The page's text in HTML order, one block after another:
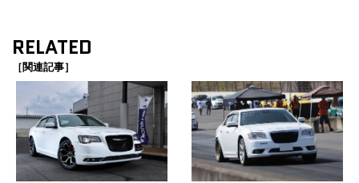
RELATED
［関連記事］